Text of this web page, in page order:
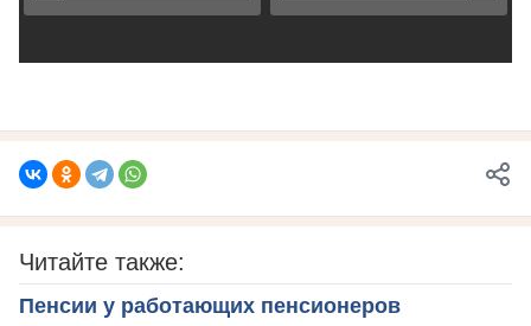
Читайте также:
Пенсии у работающих пенсионеров